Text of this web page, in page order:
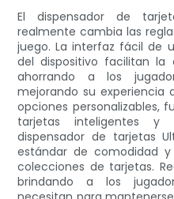
El dispensador de
realmente cambia las
juego. La interfaz fácil de
del dispositivo facilitan la
ahorrando a los
mejorando su experiencia
opciones personalizables,
tarjetas inteligentes y
dispensador de tarjetas
estándar de comodidad
colecciones de tarjetas.
brindando a los